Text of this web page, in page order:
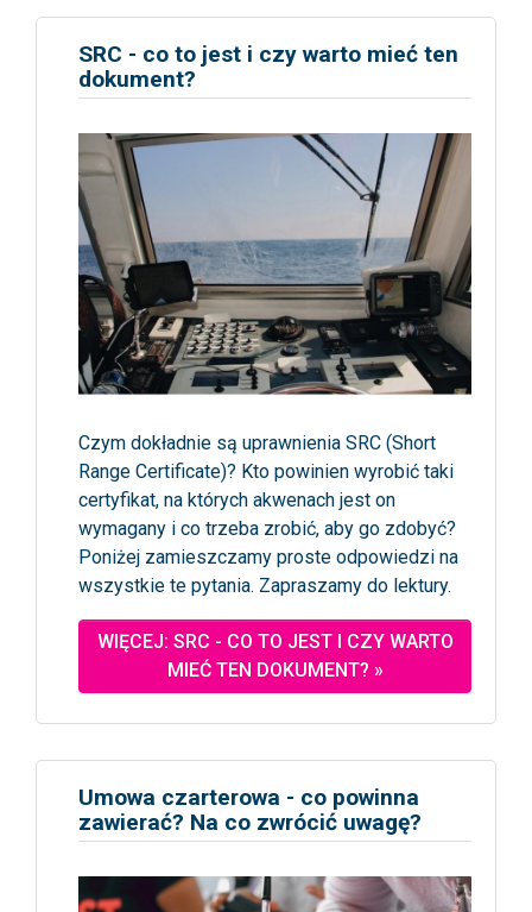
SRC - co to jest i czy warto mieć ten
dokument?
Czym dokładnie są uprawnienia SRC (Short
Range Certificate)? Kto powinien wyrobić taki
certyfikat, na których akwenach jest on
wymagany i co trzeba zrobić, aby go zdobyć?
Poniżej zamieszczamy proste odpowiedzi na
wszystkie te pytania. Zapraszamy do lektury.
WIĘCEJ: SRC - CO TO JEST I CZY WARTO
MIEĆ TEN DOKUMENT? »
Umowa czarterowa - co powinna
zawierać? Na co zwrócić uwagę?